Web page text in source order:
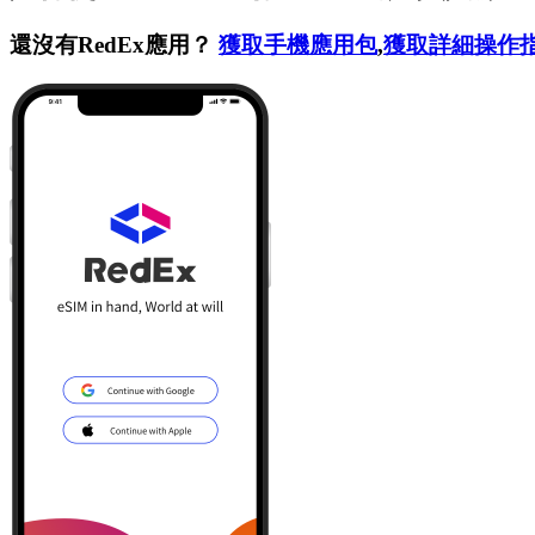
還沒有RedEx應用？ 獲取手機應用包,獲取詳細操作